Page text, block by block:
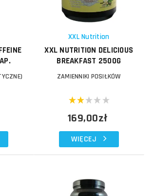
XXL Nutrition
XXL NUTRITION DELICIOUS
BREAKFAST 2500G
ZAMIENNIKI POSIŁKÓW
169,00zł
WIĘCEJ